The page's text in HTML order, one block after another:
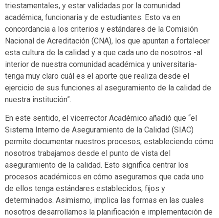
triestamentales, y estar validadas por la comunidad
académica, funcionaria y de estudiantes. Esto va en
concordancia a los criterios y estándares de la Comisión
Nacional de Acreditación (CNA), los que apuntan a fortalecer
esta cultura de la calidad y a que cada uno de nosotros -al
interior de nuestra comunidad académica y universitaria-
tenga muy claro cuál es el aporte que realiza desde el
ejercicio de sus funciones al aseguramiento de la calidad de
nuestra institución”.
En este sentido, el vicerrector Académico añadió que “el
Sistema Interno de Aseguramiento de la Calidad (SIAC)
permite documentar nuestros procesos, estableciendo cómo
nosotros trabajamos desde el punto de vista del
aseguramiento de la calidad. Esto significa centrar los
procesos académicos en cómo aseguramos que cada uno
de ellos tenga estándares establecidos, fijos y
determinados. Asimismo, implica las formas en las cuales
nosotros desarrollamos la planificación e implementación de